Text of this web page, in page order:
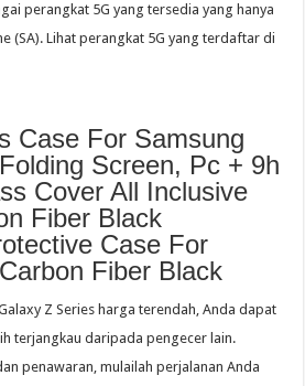
perangkat 5G yang tersedia yang hanya
(SA). Lihat perangkat 5G yang terdaftar di
Case For Samsung
Screen, Pc + 9h
Cover All Inclusive
Fiber Black
Case For
Fiber Black
Z Series harga terendah, Anda dapat
terjangkau daripada pengecer lain.
penawaran, mulailah perjalanan Anda